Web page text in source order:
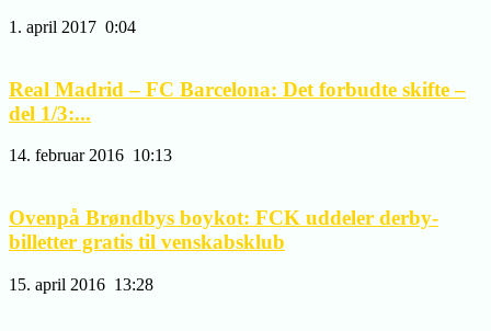
1. april 2017 0:04
Real Madrid – FC Barcelona: Det forbudte skifte –
del 1/3:...
14. februar 2016 10:13
Ovenpå Brøndbys boykot: FCK uddeler derby-
billetter gratis til venskabsklub
15. april 2016 13:28